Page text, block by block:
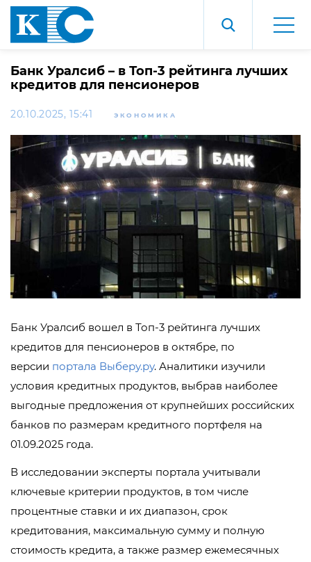
Банк Уралсиб – в Топ-3 рейтинга лучших
кредитов для пенсионеров
20.10.2025, 15:41 ЭКОНОМИКА
Банк Уралсиб вошел в Топ-3 рейтинга лучших
кредитов для пенсионеров в октябре, по
версии портала Выберу.ру. Аналитики изучили
условия кредитных продуктов, выбрав наиболее
выгодные предложения от крупнейших российских
банков по размерам кредитного портфеля на
01.09.2025 года.
В исследовании эксперты портала учитывали
ключевые критерии продуктов, в том числе
процентные ставки и их диапазон, срок
кредитования, максимальную сумму и полную
стоимость кредита, а также размер ежемесячных